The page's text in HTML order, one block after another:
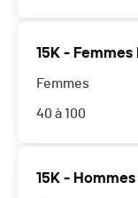
15K - Femmes II
Femmes
40 à 100
15K - Hommes I